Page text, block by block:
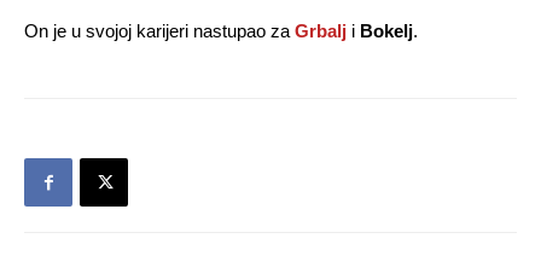
On je u svojoj karijeri nastupao za Grbalj i Bokelj.